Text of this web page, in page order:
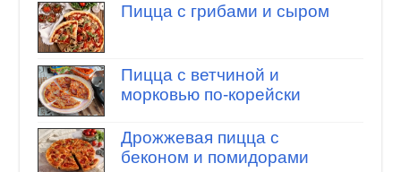
Пицца с грибами и сыром
Пицца с ветчиной и
морковью по-корейски
Дрожжевая пицца с
беконом и помидорами